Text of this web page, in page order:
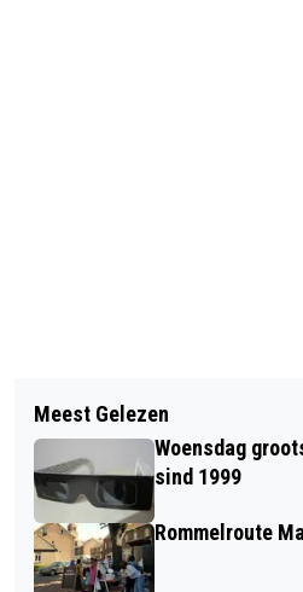
GLADDE SLANG EN
WATERNAVEL
GESCHIKTE LOCATIE
MILIEUPARK IN BEELD
Meest Gelezen
Woensdag
sind 1999
Rommelroute